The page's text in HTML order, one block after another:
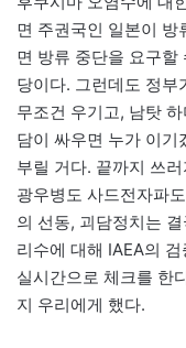
면 주권국인 일본이 방
면 방류 중단을 요구할
당이다. 그런데도 정부
무조건 우기고, 남탓
담이 싸우면 누가 이기
부릴 거다. 끝까지 쓰
광우병도 사드전자파
의 선동, 괴담정치는
리수에 대해 IAEA의
실시간으로 체크를 한
지 우리에게 했다.